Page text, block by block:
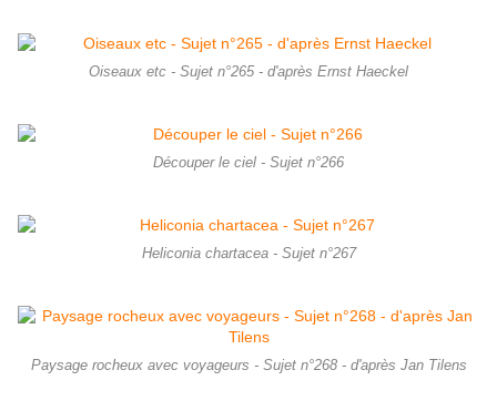
Oiseaux etc - Sujet n°265 - d'après Ernst Haeckel
Découper le ciel - Sujet n°266
Heliconia chartacea - Sujet n°267
Paysage rocheux avec voyageurs - Sujet n°268 - d'après Jan Tilens